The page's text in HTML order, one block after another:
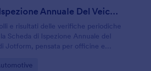
Scheda Di Ispezione Annuale Del Veicolo
e risultati delle verifiche periodiche
Scheda di Ispezione Annuale del
Jotform, pensata per officine e